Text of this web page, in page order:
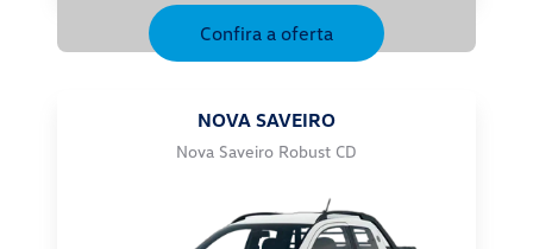
Confira a oferta
NOVA SAVEIRO
Nova Saveiro Robust CD